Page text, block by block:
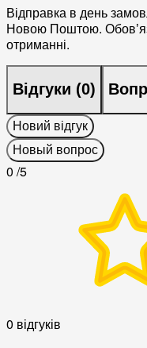
Відправка в день
Новою Поштою.
отриманні.
Відгуки (0)
Новий відгук
Новый вопрос
0 /5
0 відгуків